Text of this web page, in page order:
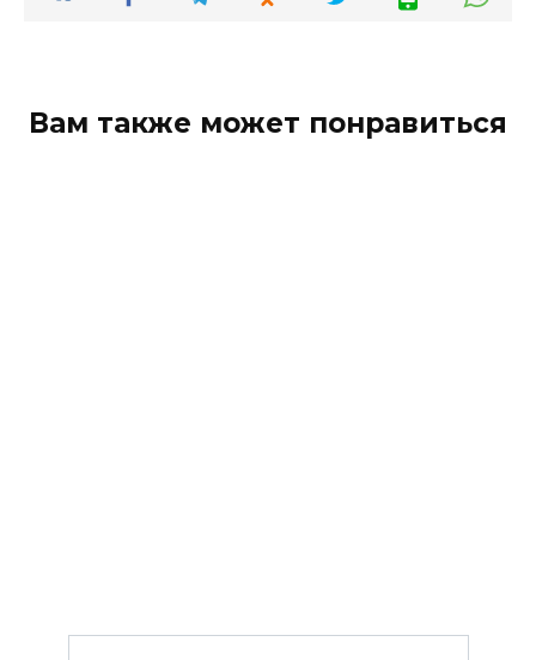
Вам также может понравиться